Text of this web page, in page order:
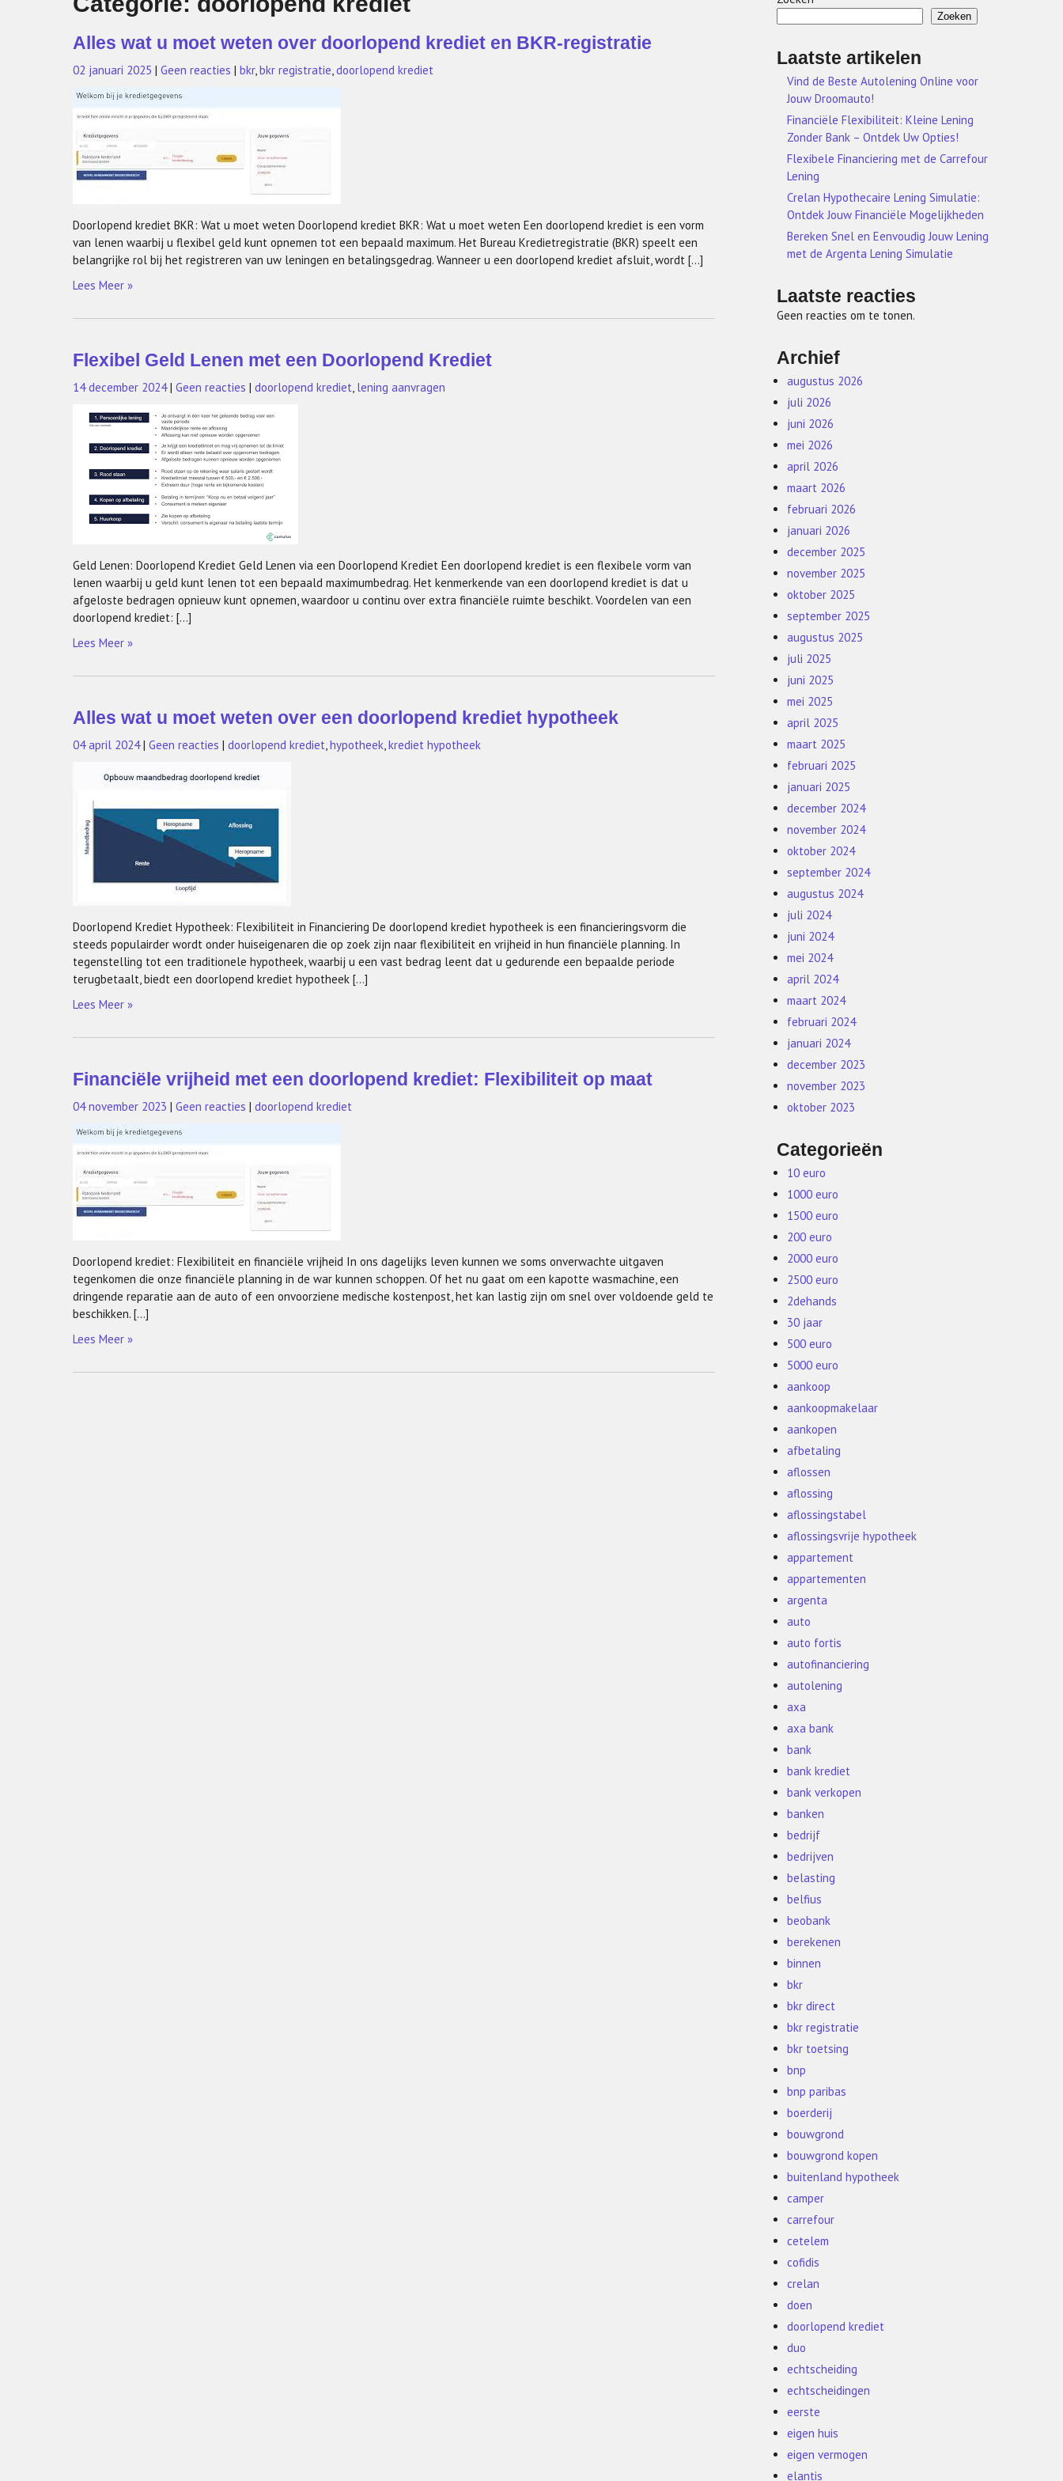
Alles wat u moet weten over doorlopend krediet en BKR-registratie
02 januari 2025 | Geen reacties | bkr,bkr registratie,doorlopend krediet
Doorlopend krediet BKR: Wat u moet weten Doorlopend krediet BKR: Wat u moet weten Een doorlopend krediet is een vorm
van lenen waarbij u flexibel geld kunt opnemen tot een bepaald maximum. Het Bureau Kredietregistratie (BKR) speelt een
belangrijke rol bij het registreren van uw leningen en betalingsgedrag. Wanneer u een doorlopend krediet afsluit, wordt […]
Lees Meer »
Flexibel Geld Lenen met een Doorlopend Krediet
14 december 2024 | Geen reacties | doorlopend krediet, lening aanvragen
Geld Lenen: Doorlopend Krediet Geld Lenen via een Doorlopend Krediet Een doorlopend krediet is een flexibele vorm van
lenen waarbij u geld kunt lenen tot een bepaald maximumbedrag. Het kenmerkende van een doorlopend krediet is dat u
afgeloste bedragen opnieuw kunt opnemen, waardoor u continu over extra financiële ruimte beschikt. Voordelen van een
doorlopend krediet: […]
Lees Meer »
Alles wat u moet weten over een doorlopend krediet hypotheek
04 april 2024 | Geen reacties | doorlopend krediet,hypotheek,krediet hypotheek
Doorlopend Krediet Hypotheek: Flexibiliteit in Financiering De doorlopend krediet hypotheek is een financieringsvorm die
steeds populairder wordt onder huiseigenaren die op zoek zijn naar flexibiliteit en vrijheid in hun financiële planning. In
tegenstelling tot een traditionele hypotheek, waarbij u een vast bedrag leent dat u gedurende een bepaalde periode
terugbetaalt, biedt een doorlopend krediet hypotheek […]
Lees Meer »
Financiële vrijheid met een doorlopend krediet: Flexibiliteit op maat
04 november 2023 | Geen reacties | doorlopend krediet
Doorlopend krediet: Flexibiliteit en financiële vrijheid In ons dagelijks leven kunnen we soms onverwachte uitgaven
tegenkomen die onze financiële planning in de war kunnen schoppen. Of het nu gaat om een kapotte wasmachine, een
dringende reparatie aan de auto of een onvoorziene medische kostenpost, het kan lastig zijn om snel over voldoende geld te
beschikken. […]
Lees Meer »
Zoeken
Laatste artikelen
Vind de Beste Autolening Online voor
Jouw Droomauto!
Financiële Flexibiliteit: Kleine Lening
Zonder Bank – Ontdek Uw Opties!
Flexibele Financiering met de Carrefour
Lening
Crelan Hypothecaire Lening Simulatie:
Ontdek Jouw Financiële Mogelijkheden
Bereken Snel en Eenvoudig Jouw Lening
met de Argenta Lening Simulatie
Laatste reacties
Geen reacties om te tonen.
Archief
augustus 2026
juli 2026
juni 2026
mei 2026
april 2026
maart 2026
februari 2026
januari 2026
december 2025
november 2025
oktober 2025
september 2025
augustus 2025
juli 2025
juni 2025
mei 2025
april 2025
maart 2025
februari 2025
januari 2025
december 2024
november 2024
oktober 2024
september 2024
augustus 2024
juli 2024
juni 2024
mei 2024
april 2024
maart 2024
februari 2024
januari 2024
december 2023
november 2023
oktober 2023
Categorieën
10 euro
1000 euro
1500 euro
200 euro
2000 euro
2500 euro
2dehands
30 jaar
500 euro
5000 euro
aankoop
aankoopmakelaar
aankopen
afbetaling
aflossen
aflossing
aflossingstabel
aflossingsvrije hypotheek
appartement
appartementen
argenta
auto
auto fortis
autofinanciering
autolening
axa
axa bank
bank
bank krediet
bank verkopen
banken
bedrijf
bedrijven
belasting
belfius
beobank
berekenen
binnen
bkr
bkr direct
bkr registratie
bkr toetsing
bnp
bnp paribas
boerderij
bouwgrond
bouwgrond kopen
buitenland hypotheek
camper
carrefour
cetelem
cofidis
crelan
doen
doorlopend krediet
duo
echtscheiding
echtscheidingen
eerste
eigen huis
eigen vermogen
elantis